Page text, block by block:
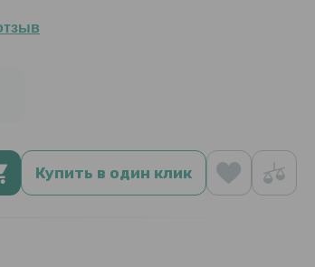
Купить в один клик